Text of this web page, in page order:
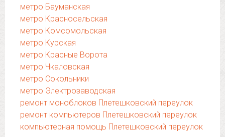
метро Бауманская
метро Красносельская
метро Комсомольская
метро Курская
метро Красные Ворота
метро Чкаловская
метро Сокольники
метро Электрозаводская
ремонт моноблоков Плетешковский переулок
ремонт компьютеров Плетешковский переулок
компьютерная помощь Плетешковский переулок